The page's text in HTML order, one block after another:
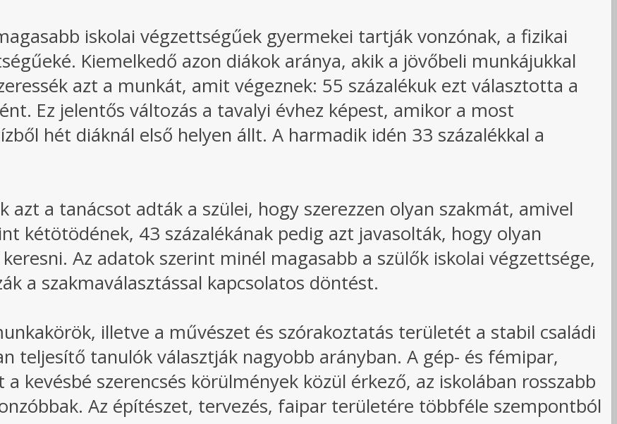
iskolai végzettségűek gyermekei tartják vonzónak, a fizikai
Kiemelkedő azon diákok aránya, akik a jövőbeli munkájukkal
azt a munkát, amit végeznek: 55 százalékuk ezt választotta a
Ez jelentős változás a tavalyi évhez képest, amikor a most
hét diáknál első helyen állt. A harmadik idén 33 százalékkal a
azt a tanácsot adták a szülei, hogy szerezzen olyan szakmát, amivel
kétötödének, 43 százalékának pedig azt javasolták, hogy olyan
Az adatok szerint minél magasabb a szülők iskolai végzettsége,
a szakmaválasztással kapcsolatos döntést.
illetve a művészet és szórakoztatás területét a stabil családi
teljesítő tanulók választják nagyobb arányban. A gép- és fémipar,
kevésbé szerencsés körülmények közül érkező, az iskolában rosszabb
Az építészet, tervezés, faipar területére többféle szempontból